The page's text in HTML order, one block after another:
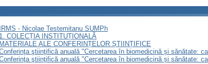
IRMS - Nicolae Testemitanu SUMPh
1. COLECȚIA INSTITUȚIONALĂ
MATERIALE ALE CONFERINȚELOR ȘTIINȚIFICE
ştiinţifică anuală "Cercetarea în biomedicină și sănătate:
ştiinţifică anuală "Cercetarea în biomedicină și sănătate: